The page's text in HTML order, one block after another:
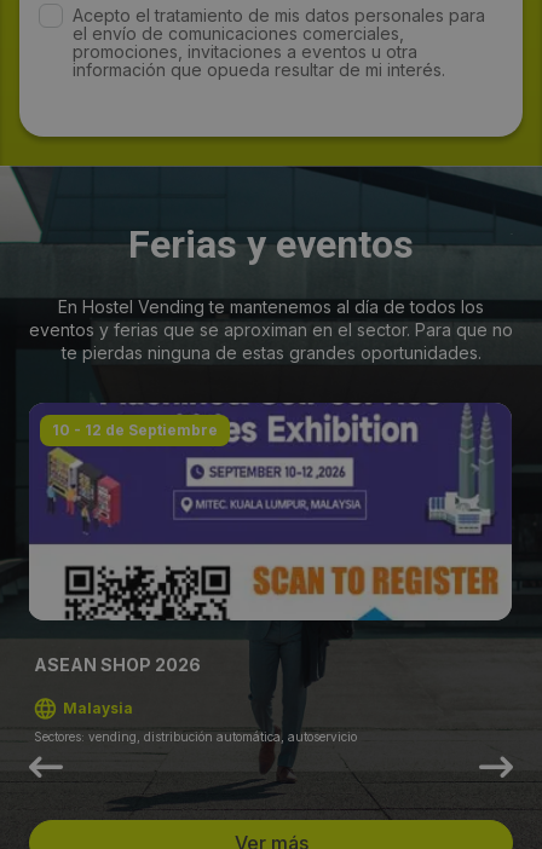
Acepto el tratamiento de mis datos personales para
el envío de comunicaciones comerciales,
promociones, invitaciones a eventos u otra
información que opueda resultar de mi interés.
Ferias y eventos
En Hostel Vending te mantenemos al día de todos los
eventos y ferias que se aproximan en el sector. Para que no
te pierdas ninguna de estas grandes oportunidades.
10 - 12 de Septiembre
ASEAN SHOP 2026
Malaysia
Sectores: vending, distribución automática, autoservicio
Ver más